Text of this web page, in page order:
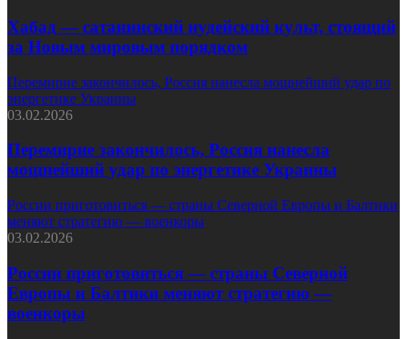
Хабад — сатанинский иудейский культ, стоящий
за Новым мировым порядком
Перемирие закончилось, Россия нанесла мощнейший удар по
энергетике Украины
03.02.2026
Перемирие закончилось, Россия нанесла
мощнейший удар по энергетике Украины
России приготовиться — страны Северной Европы и Балтики
меняют стратегию — военкоры
03.02.2026
России приготовиться — страны Северной
Европы и Балтики меняют стратегию —
военкоры